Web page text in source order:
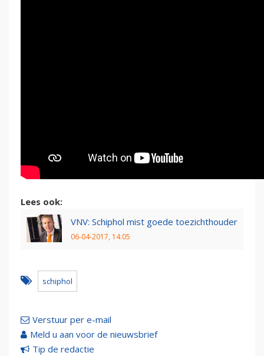
Lees ook:
VNV: Schiphol mist goede toezichthouder
06-04-2017, 14:05
schiphol
Verstuur per e-mail
Meld u aan voor de nieuwsbrief
Tip de redactie